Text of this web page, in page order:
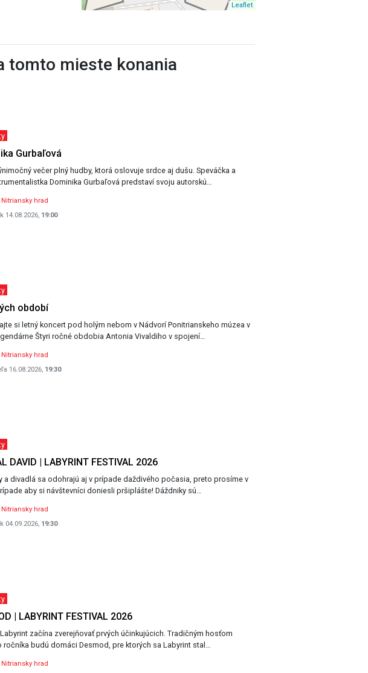
Leaflet
tomto mieste konania
Gurbaľová
večer plný hudby, ktorá oslovuje srdce aj dušu. Speváčka a
Dominika Gurbaľová predstaví svoju autorskú…
Nitriansky hrad
14.08.2026, 19:00
období
si letný koncert pod holým nebom v Nádvorí Ponitrianskeho múzea v
Štyri ročné obdobia Antonia Vivaldiho v spojení…
Nitriansky hrad
16.08.2026, 19:30
DAVID | LABYRINT FESTIVAL 2026
a divadlá sa odohrajú aj v prípade daždivého počasia, preto prosíme v
aby si návštevníci doniesli pršiplášte! Dáždniky sú…
Nitriansky hrad
04.09.2026, 19:30
| LABYRINT FESTIVAL 2026
začína zverejňovať prvých účinkujúcich. Tradičným hosťom
ročníka budú domáci Desmod, pre ktorých sa Labyrint stal…
Nitriansky hrad